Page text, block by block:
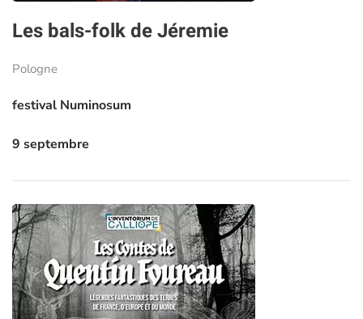
Les bals-folk de Jéremie
Pologne
festival Numinosum
9 septembre